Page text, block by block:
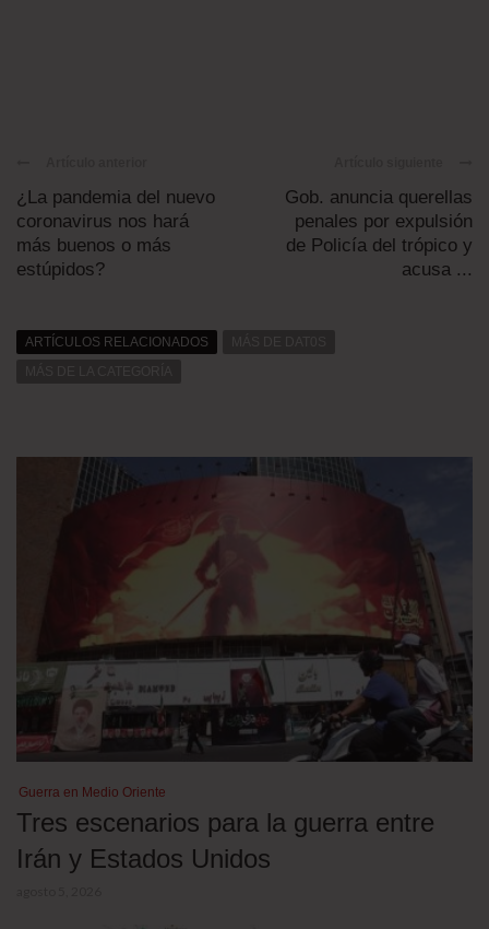
¿La pandemia del nuevo
coronavirus nos hará
más buenos o más
estúpidos?
Gob. anuncia querellas
penales por expulsión
de Policía del trópico y
acusa ...
ARTÍCULOS RELACIONADOS
Guerra en Medio Oriente
Tres escenarios para la guerra entre
Irán y Estados Unidos